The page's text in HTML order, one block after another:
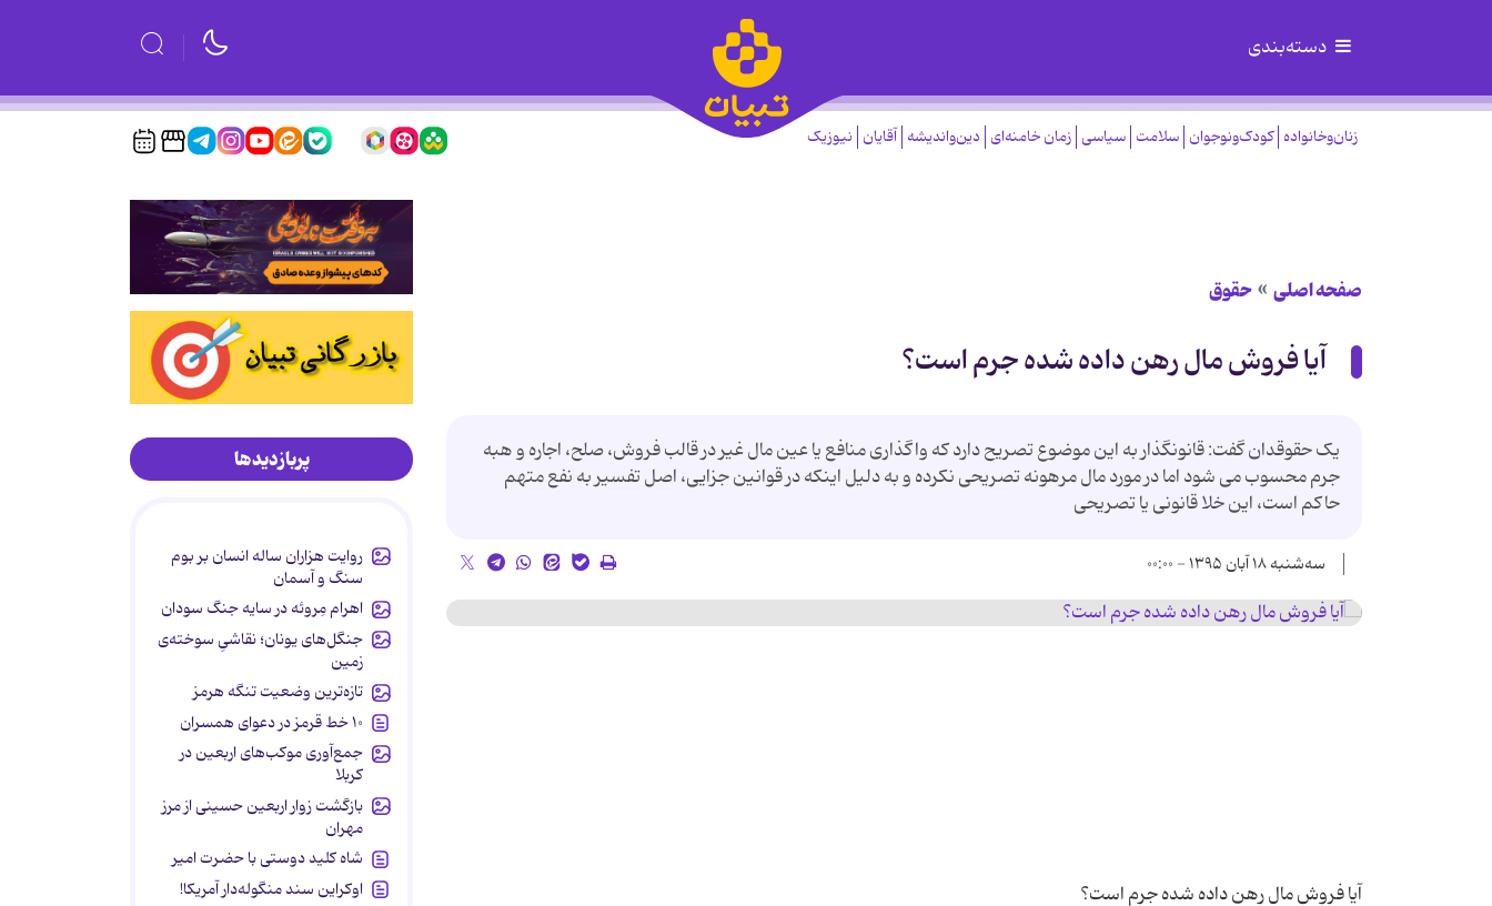
دسته‌بندی
زنان‌وخانواده کودک‌ونوجوان سلامت سیاسی زمان خامنه‌ای دین‌واندیشه آقایان نیوزیک
صفحه اصلی حقوق
آیا فروش مال رهن داده شده جرم است؟
یک حقوقدان گفت: قانونگذار به این موضوع تصریح دارد که واگذاری منافع یا عین مال غیر در قالب فروش، صلح، اجاره و هبه
جرم محسوب می شود اما در مورد مال مرهونه تصریحی نکرده و به دلیل اینکه در قوانین جزایی، اصل تفسیر به نفع متهم
حاکم است، این خلا قانونی یا تصریحی
سه‌شنبه ۱۸ آبان ۱۳۹۵ - ۰۰:۰۰
پربازدیدها
روایت هزاران ساله انسان بر بوم
سنگ و آسمان
اهرام مِروئه در سایه جنگ سودان
جنگل‌های یونان؛ نقاشیِ سوخته‌ی
زمین
تازه‌ترین وضعیت تنگه هرمز
۱۰ خط قرمز در دعوای همسران
جمع‌آوری موکب‌های اربعین در
کربلا
بازگشت زوار اربعین حسینی از مرز
مهران
شاه کلید دوستی با حضرت امیر
اوکراین سند منگوله‌دار آمریکا!